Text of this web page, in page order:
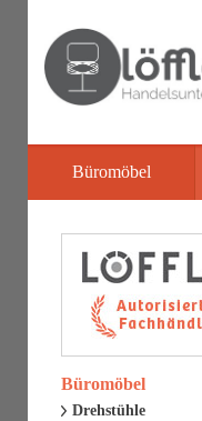
Büromöbel
Büromöbel
Drehstühle